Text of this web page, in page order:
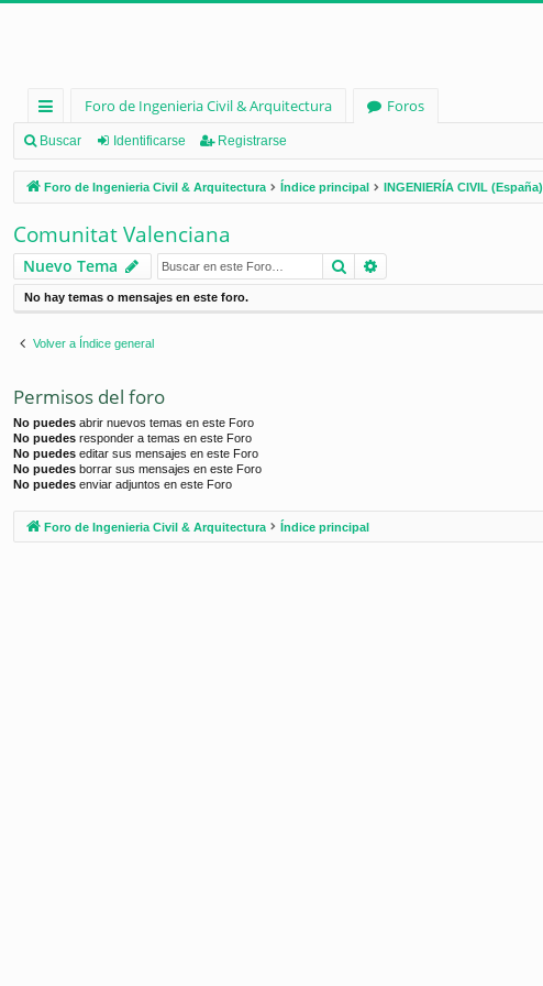
nl
ac
es
rá
pi
d
os
Foro de Ingenieria Civil & Arquitectura
Foros
Buscar Identificarse Registrarse
Foro de Ingenieria Civil & Arquitectura Índice principal INGENIERÍA CIVIL (España)
Comunitat Valenciana
Nuevo Tema Buscar
No hay temas o mensajes en este foro.
Volver a Índice general
Permisos del foro
No puedes abrir nuevos temas en este Foro
No puedes responder a temas en este Foro
No puedes editar sus mensajes en este Foro
No puedes borrar sus mensajes en este Foro
No puedes enviar adjuntos en este Foro
Foro de Ingenieria Civil & Arquitectura Índice principal